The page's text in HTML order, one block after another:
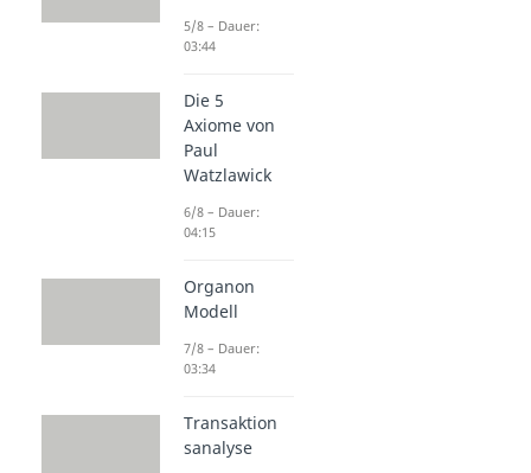
5/8 – Dauer:
03:44
Die 5
Axiome von
Paul
Watzlawick
6/8 – Dauer:
04:15
Organon
Modell
7/8 – Dauer:
03:34
Transaktion
sanalyse